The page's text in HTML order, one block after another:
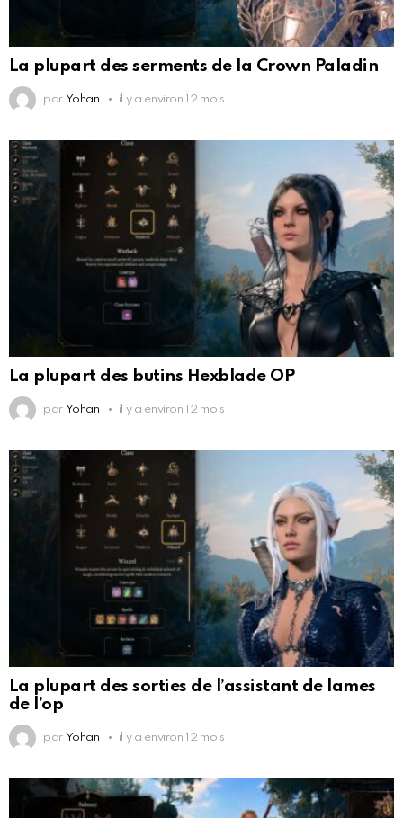
La plupart des serments de la Crown Paladin
par Yohan il y a environ 12 mois
La plupart des butins Hexblade OP
par Yohan il y a environ 12 mois
La plupart des sorties de l’assistant de lames
de l’op
par Yohan il y a environ 12 mois